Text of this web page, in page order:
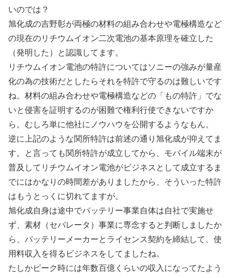
いのでは？
旭化成の吉野彰が両極の材料の組み合わせや電極構造など
の現在のリチウムイオン二次電池の基本原理を確立した
（発明した）と認識してます。
リチウムイオン電池の特許についてはソニーの強みが量産
化の為の技術だとしたらそれを特許で守るのは難しいです
ね。材料の組み合わせや電極構造などの「もの特許」でな
いと侵害を証明するのが困難で権利行使できないですか
ら。むしろ単に他社にノウハウを公開するようなもん。
逆に上記のような関所特許は前述の通り旭化成が抑えてま
す。と言っても関所特許が成立してから、モバイル端末が
普及してリチウムイオン電池がビジネスとして成立するま
でにはかなりの時間差がありましたから、そういった特許
はもうとっくに切れてますが。
旭化成自身は途中でバッテリー事業自体は自社で実施せ
ず、素材（セパレータ）事業に専念すると判断しましたか
ら、バッテリーメーカーとライセンス契約を締結して、使
用料収入を得るビジネスをしてましたね。
たしかピーク時には年数百億くらいの収入になってたよう